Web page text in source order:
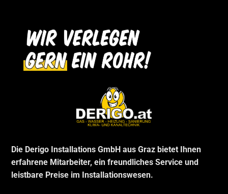
Die Derigo Installations GmbH aus Graz bietet Ihnen
erfahrene Mitarbeiter, ein freundliches Service und
leistbare Preise im Installationswesen.